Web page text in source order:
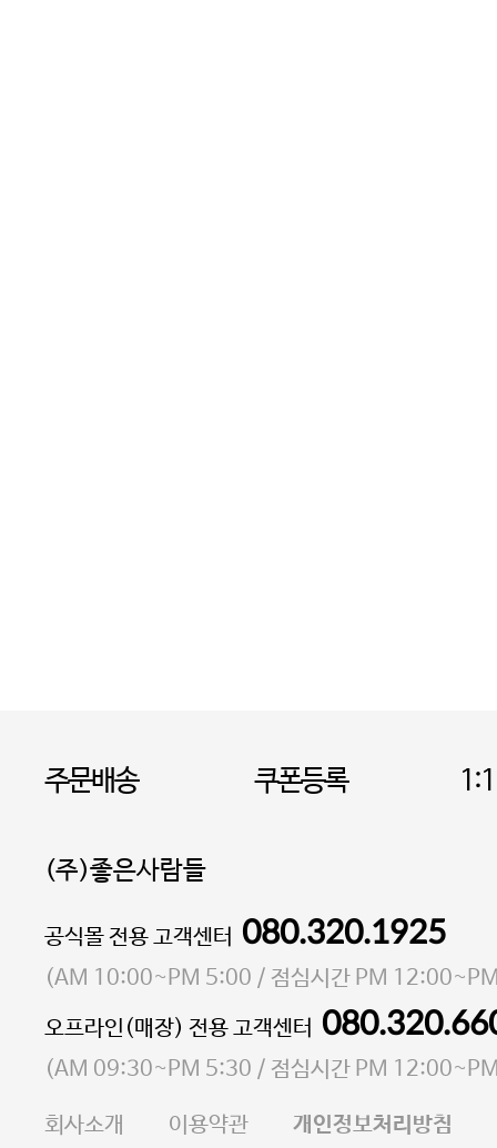
주문배송 쿠폰등록
(주)좋은사람들
대표 이성현,박영환| 개인정보관리책임자 김상현
소재지 서울특별시 마포구 마포대로4다길 41 마포
통신판매업 신고번호 2023-서울마포-3931호
사업자등록번호 105-81-58242
공식몰 전용 고객센터 080.320.1925
(AM 10:00~PM 5:00 / 점심시간 PM
오프라인(매장) 전용 고객센터
(AM 09:30~PM 5:30 / 점심시간 PM
회사소개 이용약관 개인정보처리방침